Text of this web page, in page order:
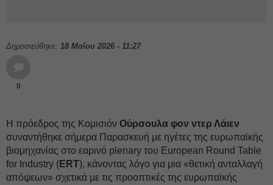
Δημοσιεύθηκε: 18 Μαΐου 2026 - 11:27
0
Η πρόεδρος της Κομισιόν Ούρσουλα φον ντερ Λάιεν
συναντήθηκε σήμερα Παρασκευή με ηγέτες της ευρωπαϊκής
βιομηχανίας στο εαρινό plenary του European Round Table
for Industry (ERT), κάνοντας λόγο για μια «θετική ανταλλαγή
απόψεων» σχετικά με τις προοπτικές της ευρωπαϊκής